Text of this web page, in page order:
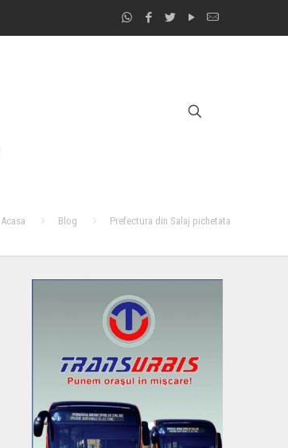
Acasa Blog Prefectura din Salaj pichetata